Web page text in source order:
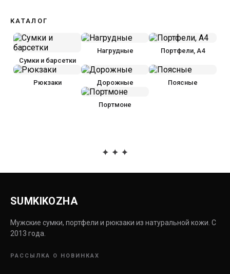
КАТАЛОГ
Сумки и барсетки
Нагрудные Портфели, А4
Рюкзаки Дорожные Поясные
Портмоне
SUMKIKOZHA
Мужские сумки, портфели и рюкзаки из натуральной кожи. С
2013 года.
РАССЫЛКА О НОВИНКАХ